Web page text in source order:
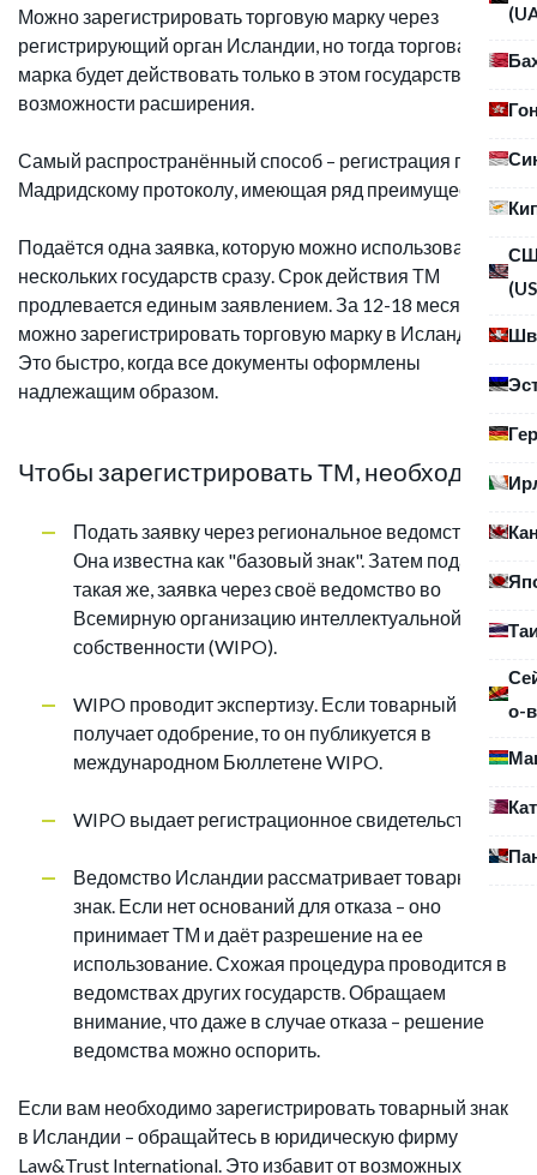
о-
Можно зарегистрировать торговую марку через
регистрирующий орган Исландии, но тогда торговая
марка будет действовать только в этом государстве без
возможности расширения.
Самый распространённый способ – регистрация по
Мадридскому протоколу, имеющая ряд преимуществ.
Подаётся одна заявка, которую можно использовать для
нескольких государств сразу. Срок действия ТМ
продлевается единым заявлением. За 12-18 месяцев
можно зарегистрировать торговую марку в Исландии.
Это быстро, когда все документы оформлены
надлежащим образом.
Чтобы зарегистрировать ТМ, необходимо:
Подать заявку через региональное ведомство.
Она известна как "базовый знак". Затем подаётся,
такая же, заявка через своё ведомство во
Всемирную организацию интеллектуальной
собственности (WIPO).
WIPO проводит экспертизу. Если товарный знак
получает одобрение, то он публикуется в
международном Бюллетене WIPO.
WIPO выдает регистрационное свидетельство.
Ведомство Исландии рассматривает товарный
знак. Если нет оснований для отказа – оно
принимает ТМ и даёт разрешение на ее
использование. Схожая процедура проводится в
ведомствах других государств. Обращаем
внимание, что даже в случае отказа – решение
ведомства можно оспорить.
Если вам необходимо зарегистрировать товарный знак
в Исландии – обращайтесь в юридическую фирму
Law&Trust International. Это избавит от возможных